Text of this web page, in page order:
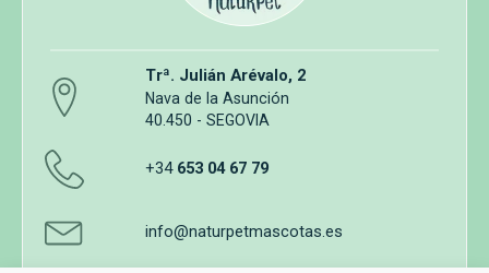
Trª. Julián Arévalo, 2
Nava de la Asunción
40.450 - SEGOVIA
+34 653 04 67 79
info@naturpetmascotas.es